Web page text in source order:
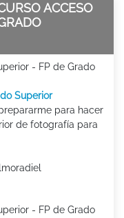
ACCESO
- FP de Grado
Superior
para hacer
de fotografía para
- FP de Grado